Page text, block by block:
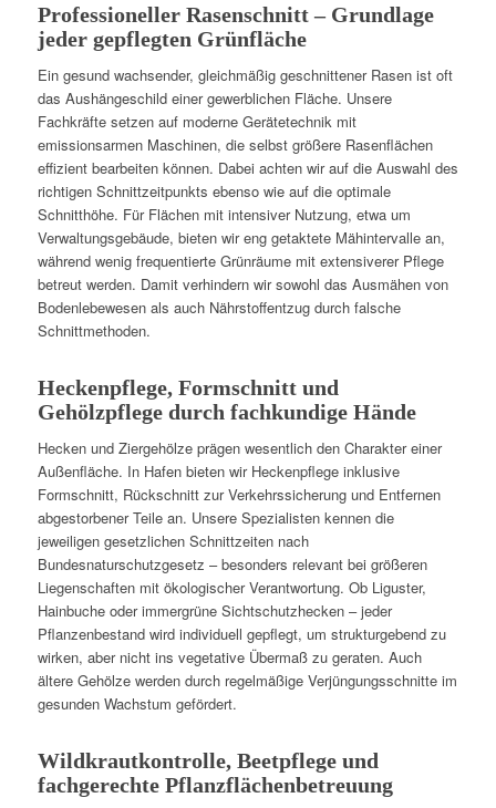
Professioneller Rasenschnitt – Grundlage
jeder gepflegten Grünfläche
Ein gesund wachsender, gleichmäßig geschnittener Rasen ist oft
das Aushängeschild einer gewerblichen Fläche. Unsere
Fachkräfte setzen auf moderne Gerätetechnik mit
emissionsarmen Maschinen, die selbst größere Rasenflächen
effizient bearbeiten können. Dabei achten wir auf die Auswahl des
richtigen Schnittzeitpunkts ebenso wie auf die optimale
Schnitthöhe. Für Flächen mit intensiver Nutzung, etwa um
Verwaltungsgebäude, bieten wir eng getaktete Mähintervalle an,
während wenig frequentierte Grünräume mit extensiverer Pflege
betreut werden. Damit verhindern wir sowohl das Ausmähen von
Bodenlebewesen als auch Nährstoffentzug durch falsche
Schnittmethoden.
Heckenpflege, Formschnitt und
Gehölzpflege durch fachkundige Hände
Hecken und Ziergehölze prägen wesentlich den Charakter einer
Außenfläche. In Hafen bieten wir Heckenpflege inklusive
Formschnitt, Rückschnitt zur Verkehrssicherung und Entfernen
abgestorbener Teile an. Unsere Spezialisten kennen die
jeweiligen gesetzlichen Schnittzeiten nach
Bundesnaturschutzgesetz – besonders relevant bei größeren
Liegenschaften mit ökologischer Verantwortung. Ob Liguster,
Hainbuche oder immergrüne Sichtschutzhecken – jeder
Pflanzenbestand wird individuell gepflegt, um strukturgebend zu
wirken, aber nicht ins vegetative Übermaß zu geraten. Auch
ältere Gehölze werden durch regelmäßige Verjüngungsschnitte im
gesunden Wachstum gefördert.
Wildkrautkontrolle, Beetpflege und
fachgerechte Pflanzflächenbetreuung